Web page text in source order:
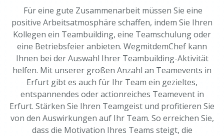
Für eine gute Zusammenarbeit müssen Sie eine
positive Arbeitsatmosphäre schaffen, indem Sie Ihren
Kollegen ein Teambuilding, eine Teamschulung oder
eine Betriebsfeier anbieten. WegmitdemChef kann
Ihnen bei der Auswahl Ihrer Teambuilding-Aktivität
helfen. Mit unserer großen Anzahl an Teamevents in
Erfurt gibt es auch für Ihr Team ein gezieltes,
entspannendes oder actionreiches Teamevent in
Erfurt. Stärken Sie Ihren Teamgeist und profitieren Sie
von den Auswirkungen auf Ihr Team. So erreichen Sie,
dass die Motivation Ihres Teams steigt, die